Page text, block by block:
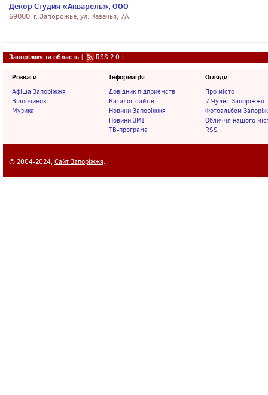
Декор Студия «Акварель», ООО
69000, г. Запорожье, ул. Казачья, 7А
Запоріжжя та область | RSS 2.0 |
Розваги
Афіша Запоріжжя
Відпочинок
Музика
Інформація
Довідник підприємств
Каталог сайтів
Новини Запоріжжя
Новини ЗМІ
ТВ-програма
Огляди
Про місто
7 Чудес Запоріжжя
Фотоальбом
Обличчя нашого
RSS
© 2004-2024, Сайт Запоріжжя.